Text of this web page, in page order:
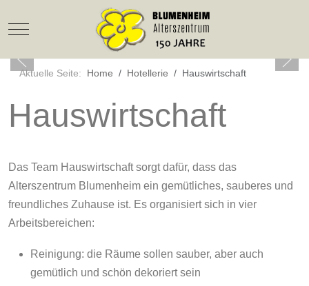
Mobile Menu Toggle
Aktuelle Seite: Home Hotellerie Hauswirtschaft
Hauswirtschaft
Das Team Hauswirtschaft sorgt dafür, dass das
Alterszentrum Blumenheim ein gemütliches, sauberes und
freundliches Zuhause ist. Es organisiert sich in vier
Arbeitsbereichen:
Reinigung: die Räume sollen sauber, aber auch
gemütlich und schön dekoriert sein